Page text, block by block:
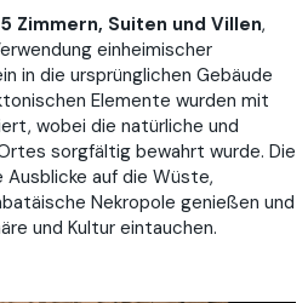
Zimmern, Suiten und Villen,
einheimischer
in die ursprünglichen Gebäude
Elemente wurden mit
wobei die natürliche und
sorgfältig bewahrt wurde. Die
auf die Wüste,
Nekropole genießen und
und Kultur eintauchen.